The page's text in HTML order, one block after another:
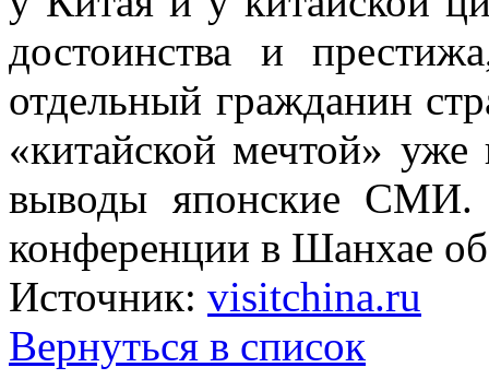
достоинства и
отдельный гражданин
«китайской мечтой»
выводы японские СМИ.
конференции в Шанхае
Источник: visitchina.ru
Вернуться в список